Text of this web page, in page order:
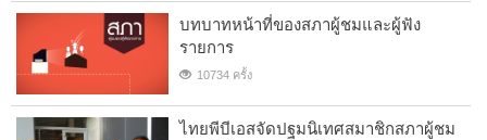
บทบาทหน้าที่ของสภาผู้ชมและผู้ฟัง
รายการ
10734 ครั้ง
ไทยพีบีเอสจัดปฐมนิเทศสมาชิกสภาผู้ชม